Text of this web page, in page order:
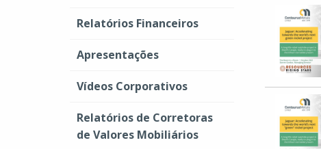
Relatórios Financeiros
Apresentações
Vídeos Corporativos
Relatórios de Corretoras
de Valores Mobiliários